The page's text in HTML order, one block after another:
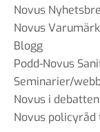
Novus
Novus
Blogg
Podd-Novus
Seminarier/
Novus i debatten
Novus